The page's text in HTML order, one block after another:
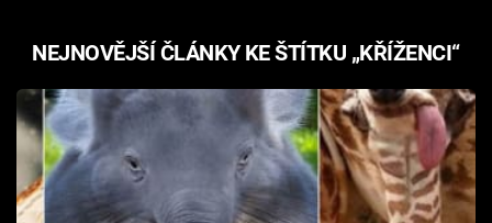
Témata
Přihlášení
NEJNOVĚJŠÍ ČLÁNKY KE ŠTÍTKU „KŘÍŽENCI“